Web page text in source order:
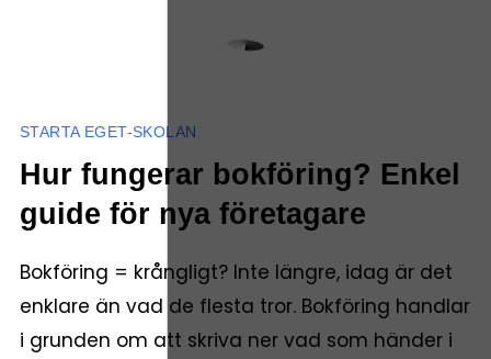
STARTA EGET-SKOLAN
Hur fungerar bokföring? Enkel
guide för nya företagare
Bokföring = krångligt? Inte längre, idag är det
enklare än vad de flesta tror. Bokföring handlar
i grunden om att skriva ner vad som händer i